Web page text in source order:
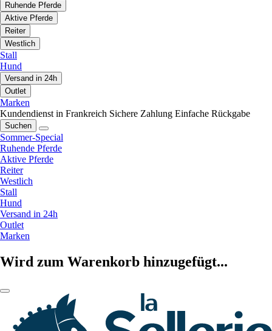
Ruhende Pferde
Aktive Pferde
Reiter
Westlich
Stall
Hund
Versand in 24h
Outlet
Marken
Kundendienst in Frankreich Sichere Zahlung Einfache Rückgabe
Suchen
Sommer-Special
Ruhende Pferde
Aktive Pferde
Reiter
Westlich
Stall
Hund
Versand in 24h
Outlet
Marken
Wird zum Warenkorb hinzugefügt...